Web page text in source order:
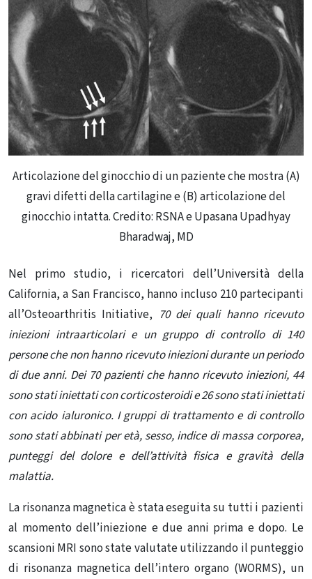
Articolazione del ginocchio di un paziente che mostra (A)
gravi difetti della cartilagine e (B) articolazione del
ginocchio intatta. Credito: RSNA e Upasana Upadhyay
Bharadwaj, MD
Nel primo studio, i ricercatori dell’Università della
California, a San Francisco, hanno incluso 210 partecipanti
all’Osteoarthritis Initiative, 70 dei quali hanno ricevuto
iniezioni intraarticolari e un gruppo di controllo di 140
persone che non hanno ricevuto iniezioni durante un periodo
di due anni. Dei 70 pazienti che hanno ricevuto iniezioni, 44
sono stati iniettati con corticosteroidi e 26 sono stati iniettati
con acido ialuronico. I gruppi di trattamento e di controllo
sono stati abbinati per età, sesso, indice di massa corporea,
punteggi del dolore e dell’attività fisica e gravità della
malattia.
La risonanza magnetica è stata eseguita su tutti i pazienti
al momento dell’iniezione e due anni prima e dopo. Le
scansioni MRI sono state valutate utilizzando il punteggio
di risonanza magnetica dell’intero organo (WORMS), un